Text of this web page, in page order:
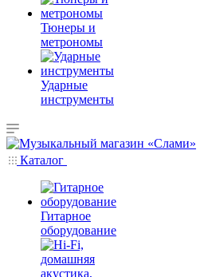
Тюнеры и
метрономы
Ударные
инструменты
Каталог
Гитарное
оборудование